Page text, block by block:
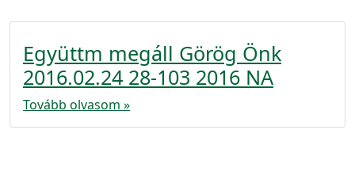
Együttm megáll Görög Önk
2016.02.24 28-103 2016 NA
Tovább olvasom »